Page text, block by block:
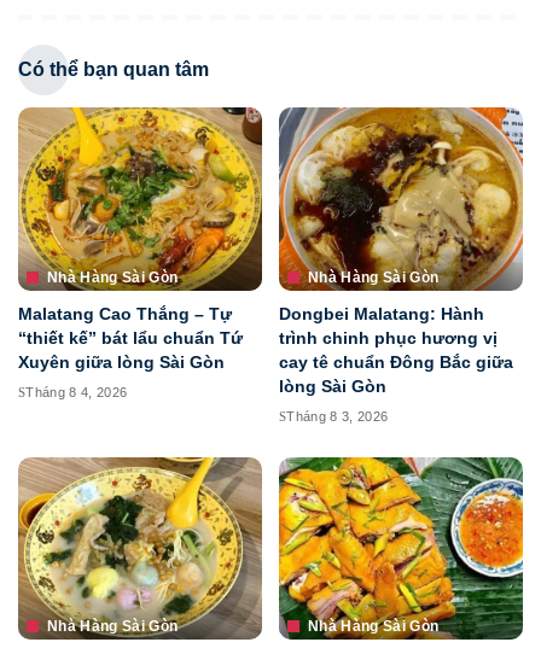
Có thể bạn quan tâm
Nhà Hàng Sài Gòn
Malatang Cao Thắng – Tự
“thiết kế” bát lẩu chuẩn Tứ
Xuyên giữa lòng Sài Gòn
Tháng 8 4, 2026
Nhà Hàng Sài Gòn
Dongbei Malatang: Hành
trình chinh phục hương vị
cay tê chuẩn Đông Bắc giữa
lòng Sài Gòn
Tháng 8 3, 2026
Nhà Hàng Sài Gòn Nhà Hàng Sài Gòn